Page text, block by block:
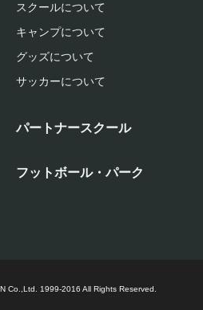
スクールについて
キャンプについて
グッズについて
サッカーについて
パートナースクール
フットボール・パーク
Co.,Ltd. 1999-2016 All Rights Reserved.